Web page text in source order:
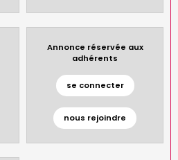
Annonce réservée aux
adhérents
se connecter
nous rejoindre